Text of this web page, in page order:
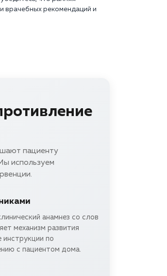
врачебных рекомендаций и
пациенту
используем
анамнез со слов
механизм развития
инструкции по
с пациентом дома.